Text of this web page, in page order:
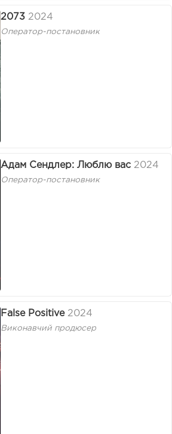
2073 2024
Оператор-постановник
Адам Сендлер: Люблю вас 2024
Оператор-постановник
False Positive 2024
Виконавчий продюсер